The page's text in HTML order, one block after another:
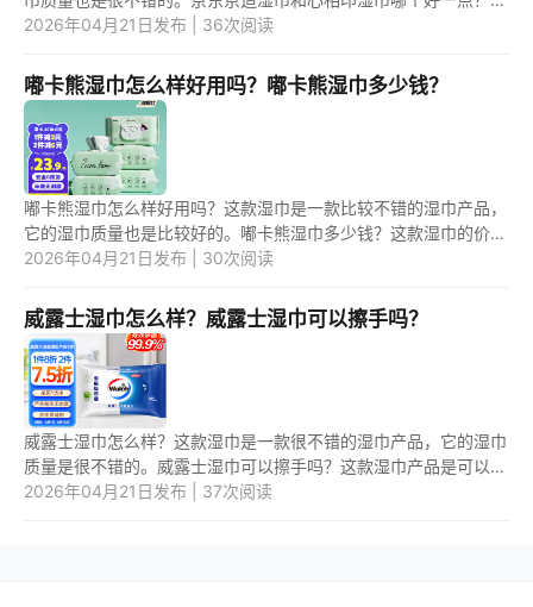
两款湿巾产品中，应该是第二款湿巾更好一些。 1.京东京造湿巾怎
2026年04月21日发布 | 36次阅读
嘟卡熊湿巾怎么样好用吗？嘟卡熊湿巾多少钱？
嘟卡熊湿巾怎么样好用吗？这款湿巾是一款比较不错的湿巾产品，
它的湿巾质量也是比较好的。嘟卡熊湿巾多少钱？这款湿巾的价格
不是很贵，一般一包的价格是在5元--15元之间。 1.嘟卡熊湿巾怎
2026年04月21日发布 | 30次阅读
威露士湿巾怎么样？威露士湿巾可以擦手吗？
威露士湿巾怎么样？这款湿巾是一款很不错的湿巾产品，它的湿巾
质量是很不错的。威露士湿巾可以擦手吗？这款湿巾产品是可以直
接用来擦手的，安全有保障。它的湿巾产品每一片都经过严格的质
2026年04月21日发布 | 37次阅读